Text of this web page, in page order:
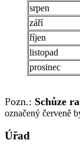
srpen
září
říjen
listopad
prosinec
Pozn.: Schůze
označený červeně
Úřad